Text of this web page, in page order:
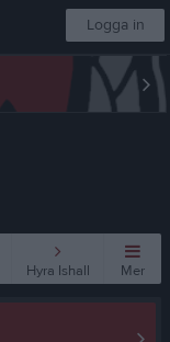
Logga in
Hyra Ishall Mer